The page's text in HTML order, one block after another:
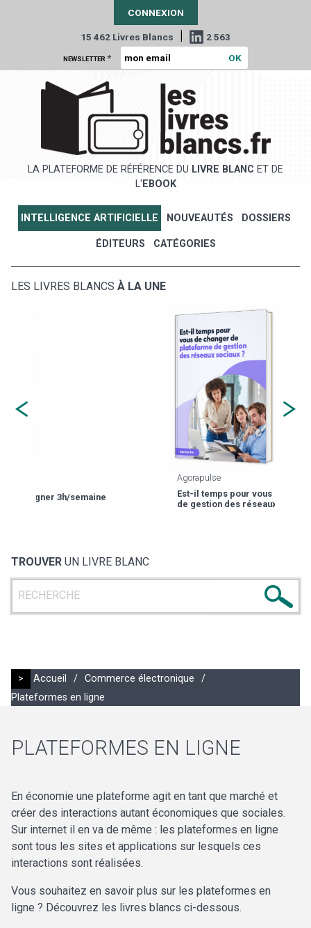
CONNEXION
15 462 Livres Blancs | 2 563
NEWSLETTER *
LA PLATEFORME DE RÉFÉRENCE DU LIVRE BLANC ET DE
L' EBOOK
INTELLIGENCE ARTIFICIELLE NOUVEAUTÉS DOSSIERS
ÉDITEURS CATÉGORIES
LES LIVRES BLANCS À LA UNE
Est-il temps pour vous de changer de plateforme
de gestion des réseaux sociaux ?
TROUVER UN LIVRE BLANC
> Accueil / Commerce électronique
/
Plateformes en ligne
PLATEFORMES EN LIGNE
En économie une plateforme agit en tant que marché et
créer des interactions autant économiques que sociales.
Sur internet il en va de même : les plateformes en ligne
sont tous les sites et applications sur lesquels ces
interactions sont réalisées.
Vous souhaitez en savoir plus sur les plateformes en
ligne ? Découvrez les livres blancs ci-dessous.